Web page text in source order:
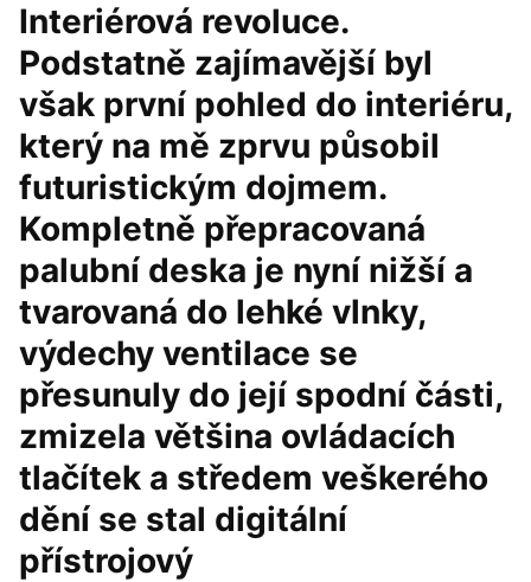
Interiérová revoluce.
Podstatně zajímavější byl
však první pohled do interiéru,
který na mě zprvu působil
futuristickým dojmem.
Kompletně přepracovaná
palubní deska je nyní nižší a
tvarovaná do lehké vlnky,
výdechy ventilace se
přesunuly do její spodní části,
zmizela většina ovládacích
tlačítek a středem veškerého
dění se stal digitální
přístrojový